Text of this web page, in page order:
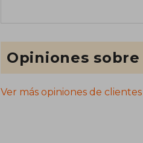
Opiniones
Ver más opiniones de clientes